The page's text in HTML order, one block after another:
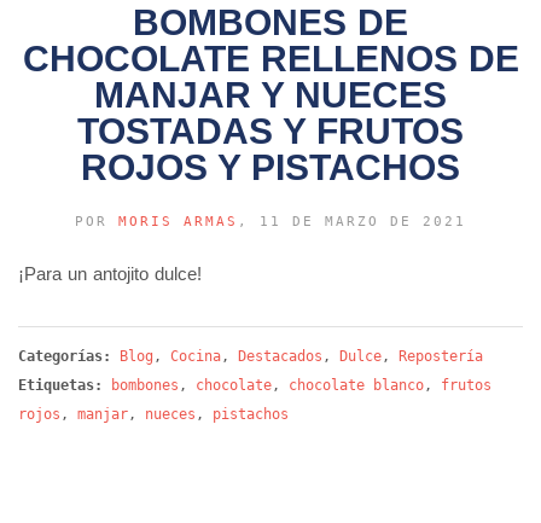
BOMBONES DE
CHOCOLATE RELLENOS DE
MANJAR Y NUECES
TOSTADAS Y FRUTOS
ROJOS Y PISTACHOS
POR MORIS ARMAS , 11 DE MARZO DE 2021
¡Para un antojito dulce!
Categorías: Blog , Cocina , Destacados , Dulce , Repostería
Etiquetas:
bombones , chocolate , chocolate blanco , frutos
rojos , manjar , nueces , pistachos